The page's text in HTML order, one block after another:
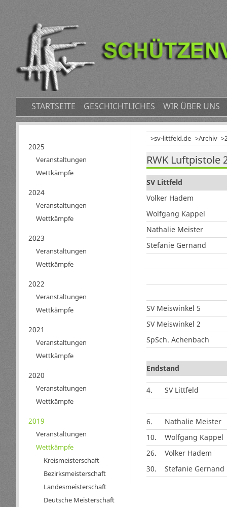
NAVIGATION
ÜBERSPRINGEN
STARTSEITE GESCHICHTLICHES WIR ÜBER UNS
sv-littfeld.de Archiv
RWK Luftpistole
SV Littfeld
Volker Hadem
Wolfgang Kappel
Nathalie Meister
Stefanie Gernand
SV Meiswinkel 5
SV Meiswinkel 2
SpSch. Achenbach
Endstand
4. SV Littfeld
6.
Nathalie Meister
10.
Wolfgang Kappel
26.
Volker Hadem
30.
Stefanie Gernand
Navigation
überspringen
2025
Veranstaltungen
Wettkämpfe
2024
Veranstaltungen
Wettkämpfe
2023
Veranstaltungen
Wettkämpfe
2022
Veranstaltungen
Wettkämpfe
2021
Veranstaltungen
Wettkämpfe
2020
Veranstaltungen
Wettkämpfe
2019
Veranstaltungen
Wettkämpfe
Kreismeisterschaft
Bezirksmeisterschaft
Landesmeisterschaft
Deutsche Meisterschaft